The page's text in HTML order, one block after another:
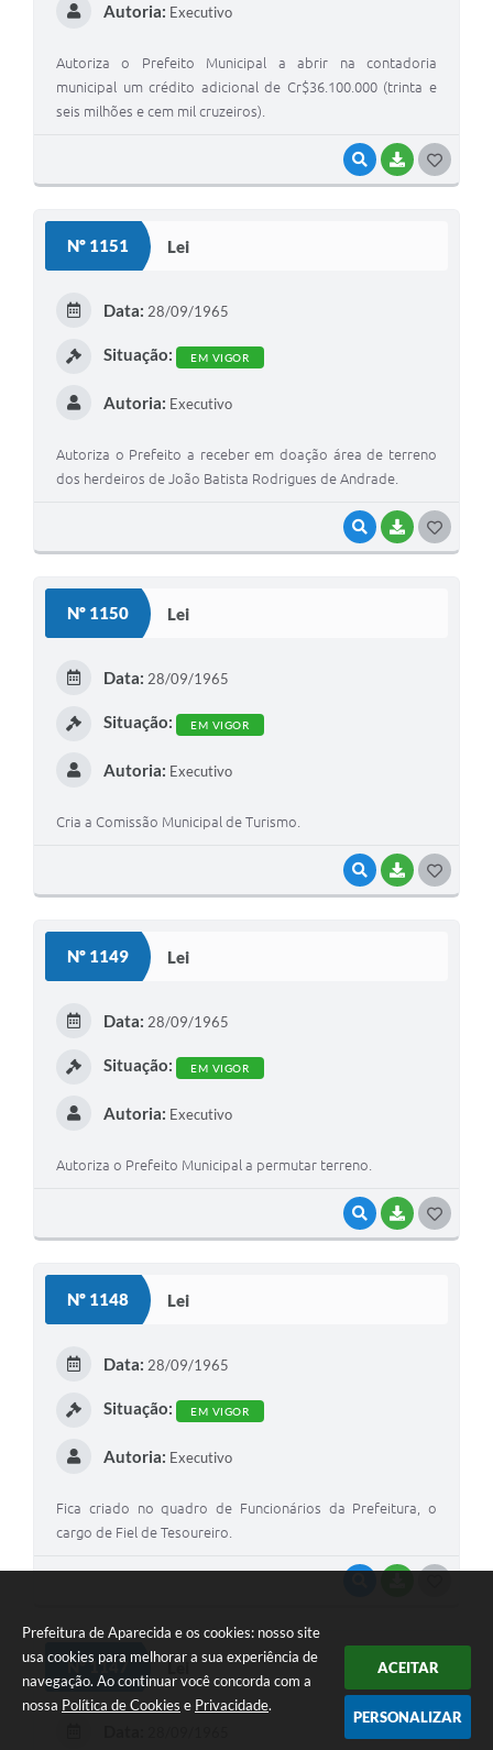
Prefeitura de Aparecida e os cookies: nosso site
usa cookies para melhorar a sua experiência de
navegação. Ao continuar você concorda com a
nossa Política de Cookies e Privacidade.
ACEITAR
PERSONALIZAR
VISUALIZAR
BAIXAR
Autoria: Executivo
Autoriza o Prefeito Municipal a abrir na contadoria
municipal um crédito adicional de Cr$36.100.000 (trinta e
seis milhões e cem mil cruzeiros).
Nº 1151 Lei
VISUALIZAR
BAIXAR
Data: 28/09/1965
Situação: EM VIGOR
Autoria: Executivo
Autoriza o Prefeito a receber em doação área de terreno
dos herdeiros de João Batista Rodrigues de Andrade.
Nº 1150 Lei
VISUALIZAR
BAIXAR
Data: 28/09/1965
Situação: EM VIGOR
Autoria: Executivo
Cria a Comissão Municipal de Turismo.
Nº 1149 Lei
VISUALIZAR
BAIXAR
Data: 28/09/1965
Situação: EM VIGOR
Autoria: Executivo
Autoriza o Prefeito Municipal a permutar terreno.
Nº 1148 Lei
Data: 28/09/1965
Situação: EM VIGOR
Autoria: Executivo
Fica criado no quadro de Funcionários da Prefeitura, o
cargo de Fiel de Tesoureiro.
Nº 1147 Lei